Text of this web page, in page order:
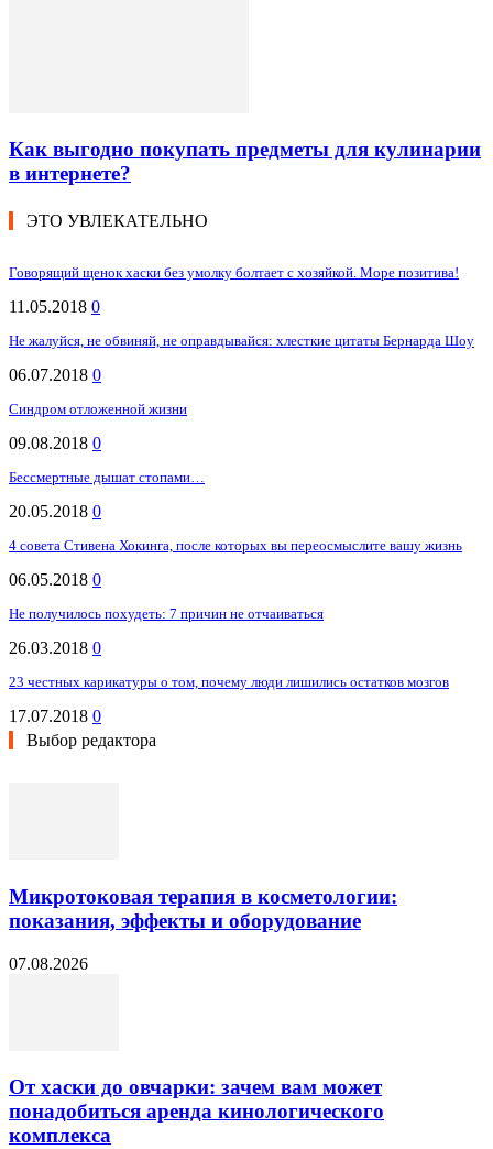
Как выгодно покупать предметы для кулинарии
в интернете?
ЭТО УВЛЕКАТЕЛЬНО
Говорящий щенок хаски без умолку болтает с хозяйкой. Море позитива!
11.05.2018 0
Не жалуйся, не обвиняй, не оправдывайся: хлесткие цитаты Бернарда Шоу
06.07.2018 0
Синдром отложенной жизни
09.08.2018 0
Бессмертные дышат стопами…
20.05.2018 0
4 совета Стивена Хокинга, после которых вы переосмыслите вашу жизнь
06.05.2018 0
Не получилось похудеть: 7 причин не отчаиваться
26.03.2018 0
23 честных карикатуры о том, почему люди лишились остатков мозгов
17.07.2018 0
Выбор редактора
Микротоковая терапия в косметологии:
показания, эффекты и оборудование
07.08.2026
От хаски до овчарки: зачем вам может
понадобиться аренда кинологического
комплекса